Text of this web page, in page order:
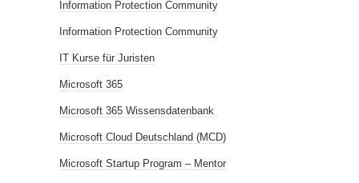
Information Protection Community
Information Protection Community
IT Kurse für Juristen
Microsoft 365
Microsoft 365 Wissensdatenbank
Microsoft Cloud Deutschland (MCD)
Microsoft Startup Program – Mentor